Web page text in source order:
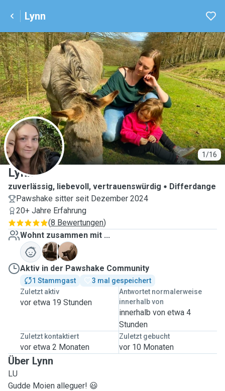
Lynn
1/16
L
Lynn
zuverlässig, liebevoll, vertrauenswürdig
Differdange
Pawshake sitter seit Dezember 2024
20+ Jahre Erfahrung
(8 Bewertungen)
Wohnt zusammen mit ...
B
P
Aktiv in der Pawshake Community
1 Stammgast
3 mal gespeichert
Zuletzt aktiv
vor etwa 19 Stunden
Antwortet normalerweise
innerhalb von
innerhalb von etwa 4
Stunden
Zuletzt kontaktiert
vor etwa 2 Monaten
Zuletzt gebucht
vor 10 Monaten
Über Lynn
LU
Gudde Moien alleguer! 😃